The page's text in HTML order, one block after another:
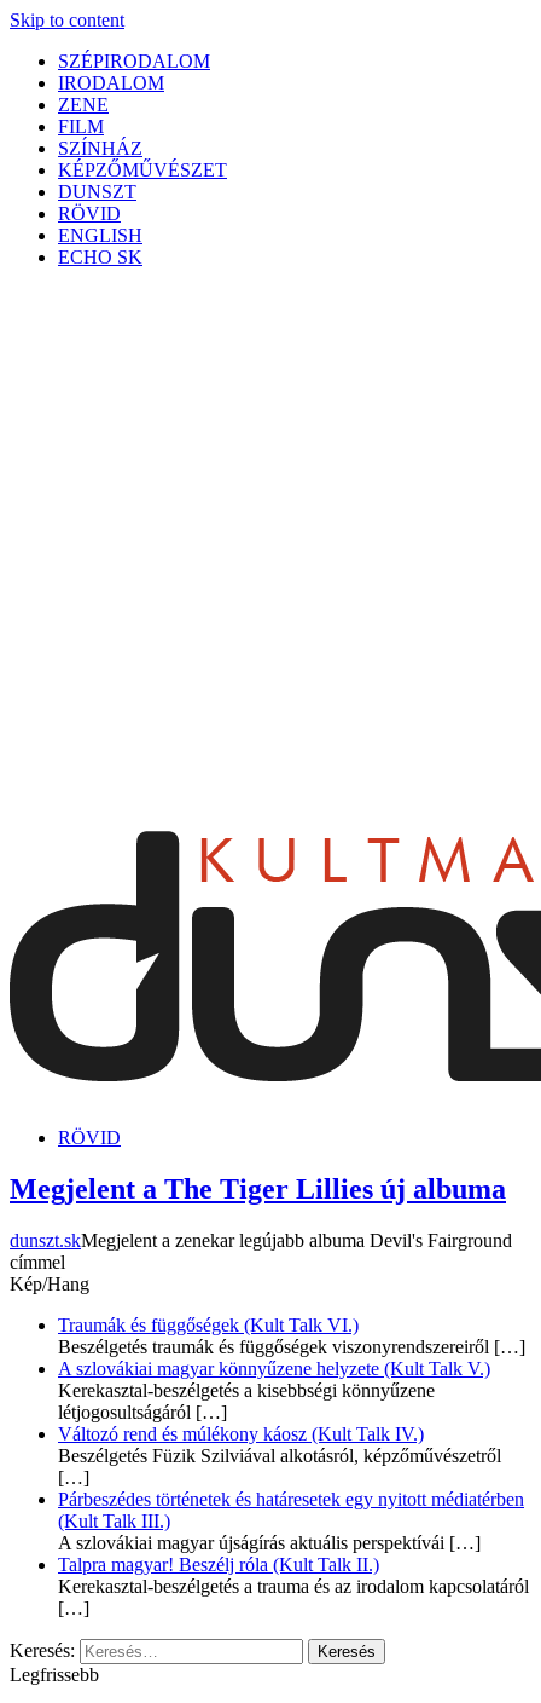
Skip to content
SZÉPIRODALOM
IRODALOM
ZENE
FILM
SZÍNHÁZ
KÉPZŐMŰVÉSZET
DUNSZT
RÖVID
ENGLISH
ECHO SK
RÖVID
Megjelent a The Tiger Lillies új albuma
dunszt.skMegjelent a zenekar legújabb albuma Devil's Fairground
címmel
Kép/Hang
Traumák és függőségek (Kult Talk VI.)
Beszélgetés traumák és függőségek viszonyrendszereiről […]
A szlovákiai magyar könnyűzene helyzete (Kult Talk V.)
Kerekasztal-beszélgetés a kisebbségi könnyűzene
létjogosultságáról […]
Változó rend és múlékony káosz (Kult Talk IV.)
Beszélgetés Füzik Szilviával alkotásról, képzőművészetről
[…]
Párbeszédes történetek és határesetek egy nyitott médiatérben
(Kult Talk III.)
A szlovákiai magyar újságírás aktuális perspektívái […]
Talpra magyar! Beszélj róla (Kult Talk II.)
Kerekasztal-beszélgetés a trauma és az irodalom kapcsolatáról
[…]
Keresés:
Legfrissebb